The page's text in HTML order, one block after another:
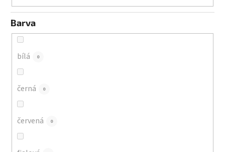
Barva
bílá 0
černá 0
červená 0